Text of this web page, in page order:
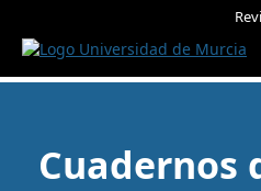
Cuadernos